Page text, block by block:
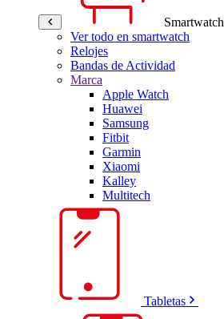
Smartwatch
Ver todo en smartwatch
Relojes
Bandas de Actividad
Marca
Apple Watch
Huawei
Samsung
Fitbit
Garmin
Xiaomi
Kalley
Multitech
Tabletas